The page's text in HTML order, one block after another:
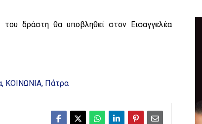
δράστη θα υποβληθεί στον Εισαγγελέα
ΚΟΙΝΩΝΙΑ Πάτρα